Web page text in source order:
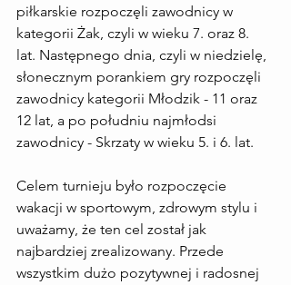
piłkarskie rozpoczęli zawodnicy w
kategorii Żak, czyli w wieku 7. oraz 8.
lat. Następnego dnia, czyli w niedzielę,
słonecznym porankiem gry rozpoczęli
zawodnicy kategorii Młodzik - 11 oraz
12 lat, a po południu najmłodsi
zawodnicy - Skrzaty w wieku 5. i 6. lat.
Celem turnieju było rozpoczęcie
wakacji w sportowym, zdrowym stylu i
uważamy, że ten cel został jak
najbardziej zrealizowany. Przede
wszystkim dużo pozytywnej i radosnej